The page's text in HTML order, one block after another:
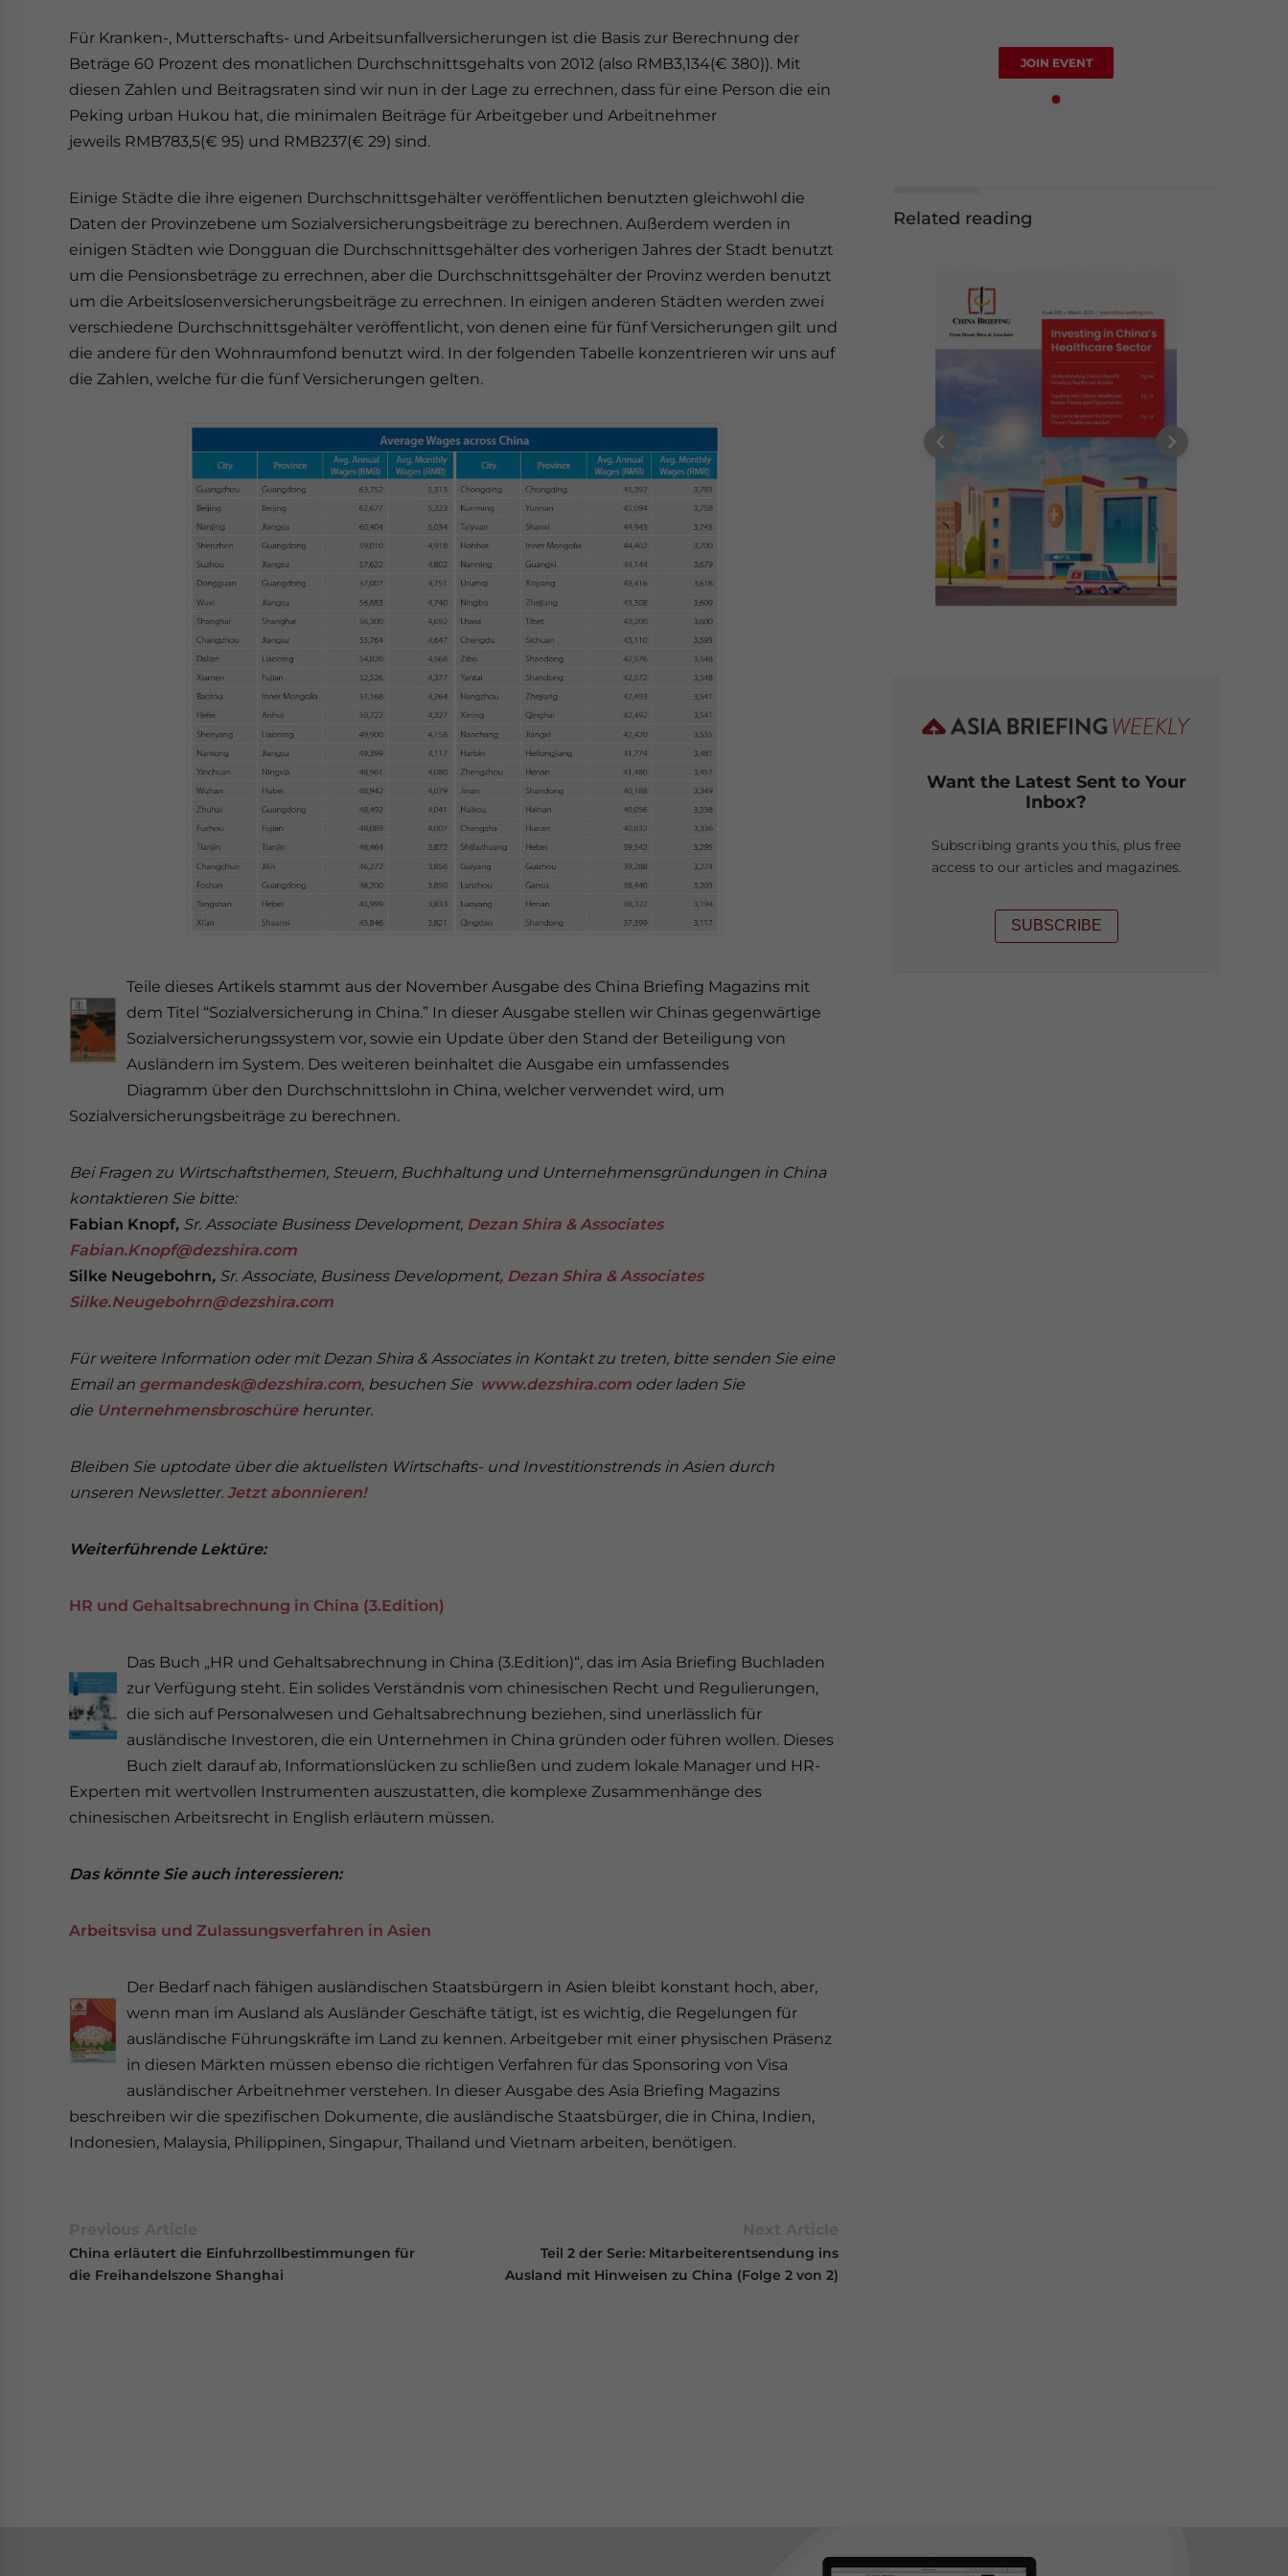
Für Kranken-, Mutterschafts- und Arbeitsunfallversicherungen ist die Basis zur Berechnung der
Beträge 60 Prozent des monatlichen Durchschnittsgehalts von 2012 (also RMB3,134(€ 380)). Mit
diesen Zahlen und Beitragsraten sind wir nun in der Lage zu errechnen, dass für eine Person die ein
Peking urban Hukou hat, die minimalen Beiträge für Arbeitgeber und Arbeitnehmer
jeweils RMB783,5(€ 95) und RMB237(€ 29) sind.
Einige Städte die ihre eigenen Durchschnittsgehälter veröffentlichen benutzten gleichwohl die
Daten der Provinzebene um Sozialversicherungsbeiträge zu berechnen. Außerdem werden in
einigen Städten wie Dongguan die Durchschnittsgehälter des vorherigen Jahres der Stadt benutzt
um die Pensionsbeträge zu errechnen, aber die Durchschnittsgehälter der Provinz werden benutzt
um die Arbeitslosenversicherungsbeiträge zu errechnen. In einigen anderen Städten werden zwei
verschiedene Durchschnittsgehälter veröffentlicht, von denen eine für fünf Versicherungen gilt und
die andere für den Wohnraumfond benutzt wird. In der folgenden Tabelle konzentrieren wir uns auf
die Zahlen, welche für die fünf Versicherungen gelten.
Teile dieses Artikels stammt aus der November Ausgabe des China Briefing Magazins mit
dem Titel “Sozialversicherung in China.” In dieser Ausgabe stellen wir Chinas gegenwärtige
Sozialversicherungssystem vor, sowie ein Update über den Stand der Beteiligung von
Ausländern im System. Des weiteren beinhaltet die Ausgabe ein umfassendes
Diagramm über den Durchschnittslohn in China, welcher verwendet wird, um
Sozialversicherungsbeiträge zu berechnen.
Bei Fragen zu Wirtschaftsthemen, Steuern, Buchhaltung und Unternehmensgründungen in China
kontaktieren Sie bitte:
Fabian Knopf, Sr. Associate Business Development, Dezan Shira & Associates
Fabian.Knopf@dezshira.com
Silke Neugebohrn, Sr. Associate, Business Development, Dezan Shira & Associates
Silke.Neugebohrn@dezshira.com
Für weitere Information oder mit Dezan Shira & Associates in Kontakt zu treten, bitte senden Sie eine
Email an germandesk@dezshira.com, besuchen Sie www.dezshira.com oder laden Sie
die Unternehmensbroschüre herunter.
Bleiben Sie uptodate über die aktuellsten Wirtschafts- und Investitionstrends in Asien durch
unseren Newsletter. Jetzt abonnieren!
Weiterführende Lektüre:
HR und Gehaltsabrechnung in China (3.Edition)
Das Buch „HR und Gehaltsabrechnung in China (3.Edition)“, das im Asia Briefing Buchladen
zur Verfügung steht. Ein solides Verständnis vom chinesischen Recht und Regulierungen,
die sich auf Personalwesen und Gehaltsabrechnung beziehen, sind unerlässlich für
ausländische Investoren, die ein Unternehmen in China gründen oder führen wollen. Dieses
Buch zielt darauf ab, Informationslücken zu schließen und zudem lokale Manager und HR-
Experten mit wertvollen Instrumenten auszustatten, die komplexe Zusammenhänge des
chinesischen Arbeitsrecht in English erläutern müssen.
Das könnte Sie auch interessieren:
Arbeitsvisa und Zulassungsverfahren in Asien
Der Bedarf nach fähigen ausländischen Staatsbürgern in Asien bleibt konstant hoch, aber,
wenn man im Ausland als Ausländer Geschäfte tätigt, ist es wichtig, die Regelungen für
ausländische Führungskräfte im Land zu kennen. Arbeitgeber mit einer physischen Präsenz
in diesen Märkten müssen ebenso die richtigen Verfahren für das Sponsoring von Visa
ausländischer Arbeitnehmer verstehen. In dieser Ausgabe des Asia Briefing Magazins
beschreiben wir die spezifischen Dokumente, die ausländische Staatsbürger, die in China, Indien,
Indonesien, Malaysia, Philippinen, Singapur, Thailand und Vietnam arbeiten, benötigen.
China erläutert die Einfuhrzollbestimmungen für
die Freihandelszone Shanghai
Teil 2 der Serie: Mitarbeiterentsendung ins
Ausland mit Hinweisen zu China (Folge 2 von 2)
JOIN EVENT
Related reading
Want the Latest Sent to Your
Inbox?
Subscribing grants you this, plus free
access to our articles and magazines.
SUBSCRIBE